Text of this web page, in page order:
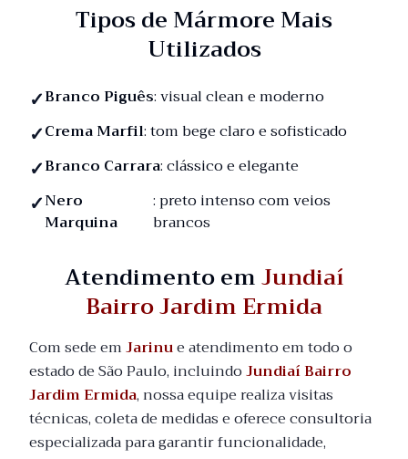
Tipos de Mármore Mais
Utilizados
Branco Piguês: visual clean e moderno
Crema Marfil: tom bege claro e sofisticado
Branco Carrara: clássico e elegante
Nero
Marquina
: preto intenso com veios
brancos
Atendimento emJundiaí
Bairro Jardim Ermida
Com sede emJarinue atendimento em todo o
estado de São Paulo, incluindoJundiaí Bairro
Jardim Ermida, nossa equipe realiza visitas
técnicas, coleta de medidas e oferece consultoria
especializada para garantir funcionalidade,